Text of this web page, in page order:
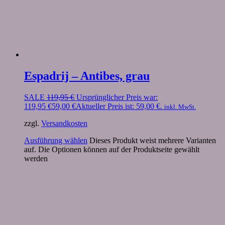
Espadrij – Antibes, grau
SALE 119,95€ Ursprünglicher Preis war:
119,95 €59,00 €Aktueller Preis ist: 59,00 €. inkl. MwSt.
zzgl. Versandkosten
Ausführung wählen Dieses Produkt weist mehrere Varianten
auf. Die Optionen können auf der Produktseite gewählt
werden